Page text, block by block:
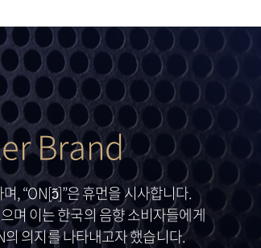
Brand
, “ON[ɔ̃]”은 휴먼을 시사합니다.
며 이는 한국의 음향 소비자들에게
의지를 나타내고자 했습니다.